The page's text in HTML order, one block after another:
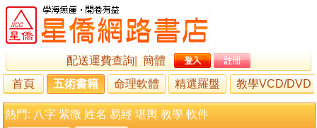
配送運費查詢
簡體
首頁
五術書籍 命理軟體 精選羅盤 教學VCD/DVD
熱門: 八字 紫微 姓名 易經 堪輿 教學 軟件